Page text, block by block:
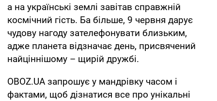
а на українські землі завітав справжній
космічний гість. Ба більше, 9 червня дарує
чудову нагоду зателефонувати близьким,
адже планета відзначає день, присвячений
найціннішому – щирій дружбі.
OBOZ.UA запрошує у мандрівку часом і
фактами, щоб дізнатися все про унікальні